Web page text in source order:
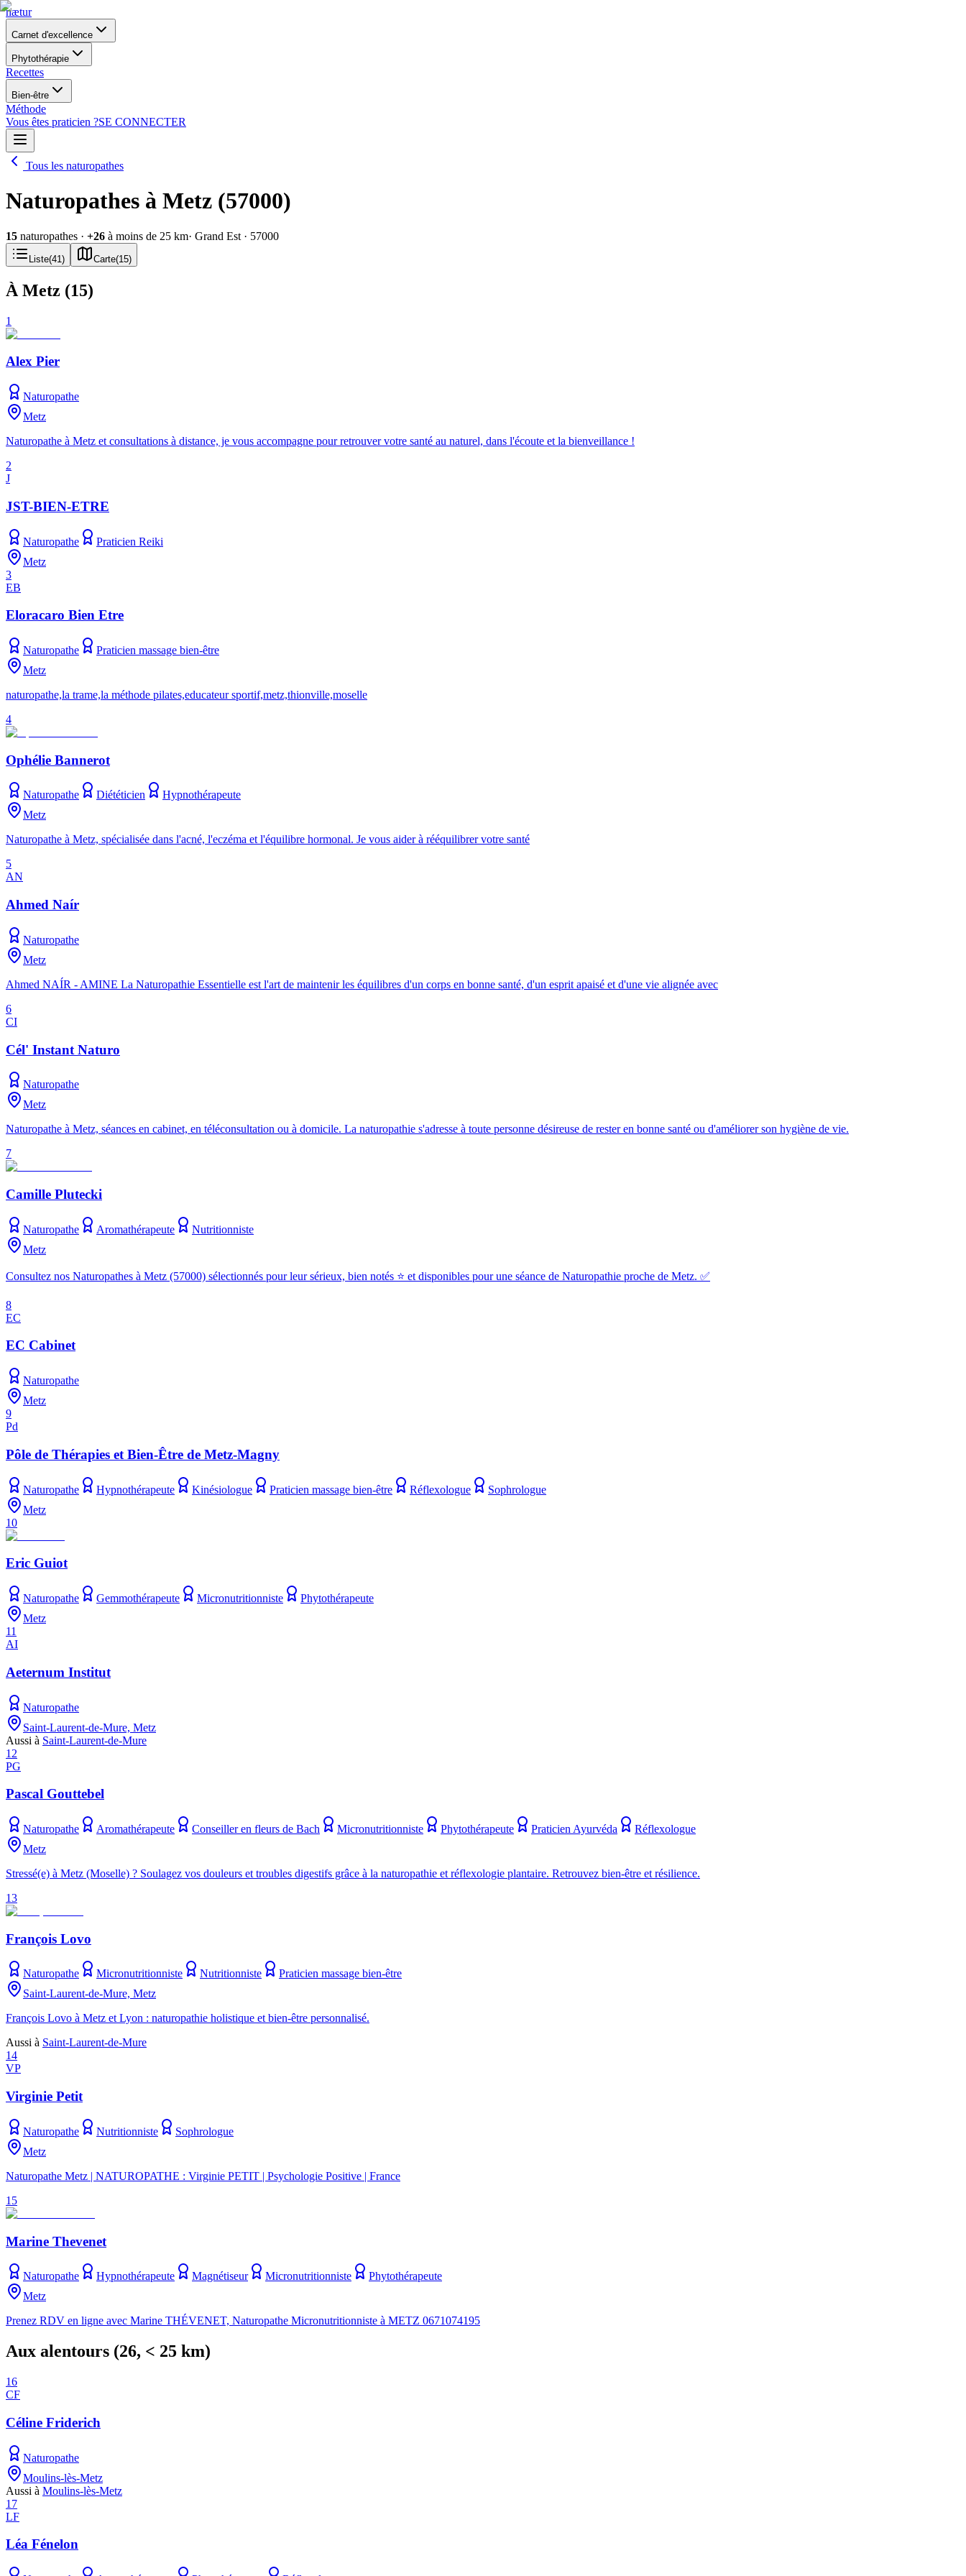
nætur
Carnet d'excellence
Phytothérapie
Recettes
Bien-être
Méthode
Vous êtes praticien ?SE CONNECTER
Tous les naturopathes
Naturopathes à Metz (57000)
15 naturopathes · +26 à moins de 25 km· Grand Est · 57000
Liste(41 ) Carte(15)
À Metz (15)
1
Alex Pier
Naturopathe
Metz
Naturopathe à Metz et consultations à distance, je vous accompagne pour retrouver votre santé au naturel, dans l'écoute et la bienveillance !
2
J
JST-BIEN-ETRE
Naturopathe
Praticien Reiki
Metz
3
EB
Eloracaro Bien Etre
Naturopathe
Praticien massage bien-être
Metz
naturopathe,la trame,la méthode pilates,educateur sportif,metz,thionville,moselle
4
Ophélie Bannerot
Naturopathe Diététicien
Hypnothérapeute
Metz
Naturopathe à Metz, spécialisée dans l'acné, l'eczéma et l'équilibre hormonal. Je vous aider à rééquilibrer votre santé
5
AN
Ahmed Naír
Naturopathe
Metz
Ahmed NAÍR - AMINE La Naturopathie Essentielle est l'art de maintenir les équilibres d'un corps en bonne santé, d'un esprit apaisé et d'une vie alignée avec
6
CI
Cél' Instant Naturo
Naturopathe
Metz
Naturopathe à Metz, séances en cabinet, en téléconsultation ou à domicile. La naturopathie s'adresse à toute personne désireuse de rester en bonne santé ou d'améliorer son hygiène de vie.
7
Camille Plutecki
Naturopathe Aromathérapeute
Nutritionniste
Metz
Consultez nos Naturopathes à Metz (57000) sélectionnés pour leur sérieux, bien notés ⭐ et disponibles pour une séance de Naturopathie proche de Metz. ✅
8
EC
EC Cabinet
Naturopathe
Metz
9
Pd
Pôle de Thérapies et Bien-Être de Metz-Magny
Naturopathe Hypnothérapeute Kinésiologue Praticien massage bien-être Réflexologue
Sophrologue
Metz
10
Eric Guiot
Naturopathe Gemmothérapeute Micronutritionniste
Phytothérapeute
Metz
11
AI
Aeternum Institut
Naturopathe
Saint-Laurent-de-Mure, Metz
Aussi à Saint-Laurent-de-Mure
12
PG
Pascal Gouttebel
Naturopathe Aromathérapeute Conseiller en fleurs de Bach Micronutritionniste Phytothérapeute Praticien Ayurvéda
Réflexologue
Metz
Stressé(e) à Metz (Moselle) ? Soulagez vos douleurs et troubles digestifs grâce à la naturopathie et réflexologie plantaire. Retrouvez bien-être et résilience.
13
François Lovo
Naturopathe Micronutritionniste Nutritionniste
Praticien massage bien-être
Saint-Laurent-de-Mure, Metz
François Lovo à Metz et Lyon : naturopathie holistique et bien-être personnalisé.
Aussi à Saint-Laurent-de-Mure
14
VP
Virginie Petit
Naturopathe Nutritionniste
Sophrologue
Metz
Naturopathe Metz | NATUROPATHE : Virginie PETIT | Psychologie Positive | France
15
Marine Thevenet
Naturopathe Hypnothérapeute Magnétiseur Micronutritionniste
Phytothérapeute
Metz
Prenez RDV en ligne avec Marine THÉVENET, Naturopathe Micronutritionniste à METZ 0671074195
Aux alentours (26, < 25 km)
16
CF
Céline Friderich
Naturopathe
Moulins-lès-Metz
Aussi à Moulins-lès-Metz
17
LF
Léa Fénelon